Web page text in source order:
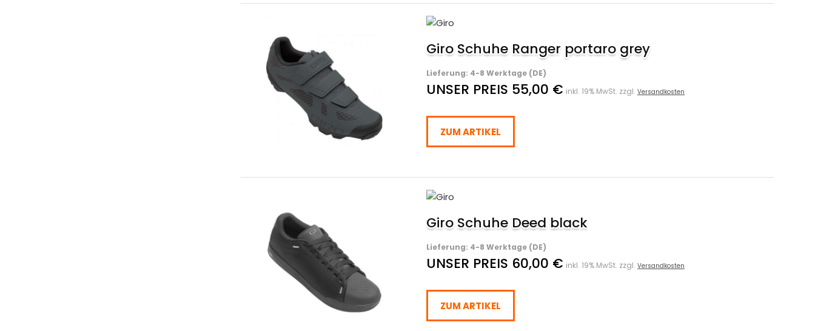
Giro Schuhe Ranger portaro grey
Lieferung: 4-8 Werktage (DE)
UNSER PREIS 55,00 € inkl. 19% MwSt. zzgl. Versandkosten
ZUM ARTIKEL
Giro Schuhe Deed black
Lieferung: 4-8 Werktage (DE)
UNSER PREIS 60,00 € inkl. 19% MwSt. zzgl. Versandkosten
ZUM ARTIKEL